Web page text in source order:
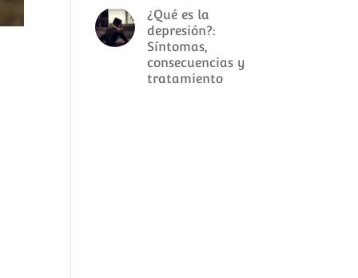
¿Qué es la
depresión?:
Síntomas,
consecuencias y
tratamiento